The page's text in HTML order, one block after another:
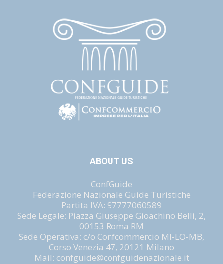
ABOUT US
ConfGuide
Federazione Nazionale Guide Turistiche
Partita IVA: 97777060589
Sede Legale: Piazza Giuseppe Gioachino Belli, 2,
00153 Roma RM
Sede Operativa: c/o Confcommercio MI-LO-MB,
Corso Venezia 47, 20121 Milano
Mail: confguide@confguidenazionale.it